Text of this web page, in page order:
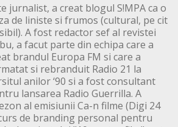
jurnalist, a creat blogul S!MPA ca o
de liniste si frumos (cultural, pe cit
A fost redactor sef al revistei
a facut parte din echipa care a
brandul Europa FM si care a
si rebranduit Radio 21 la
anilor ‘90 si a fost consultant
lansarea Radio Guerrilla. A
al emisiunii Ca-n filme (Digi 24
de branding personal pentru